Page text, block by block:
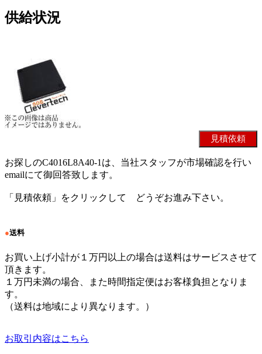
供給状況
お探しのC4016L8A40-1は、当社スタッフが市場確認を行い
emailにて御回答致します。
「見積依頼」をクリックして どうぞお進み下さい。
●送料
お買い上げ小計が１万円以上の場合は送料はサービスさせて
頂きます。
１万円未満の場合、また時間指定便はお客様負担となりま
す。
（送料は地域により異なります。）
お取引内容はこちら